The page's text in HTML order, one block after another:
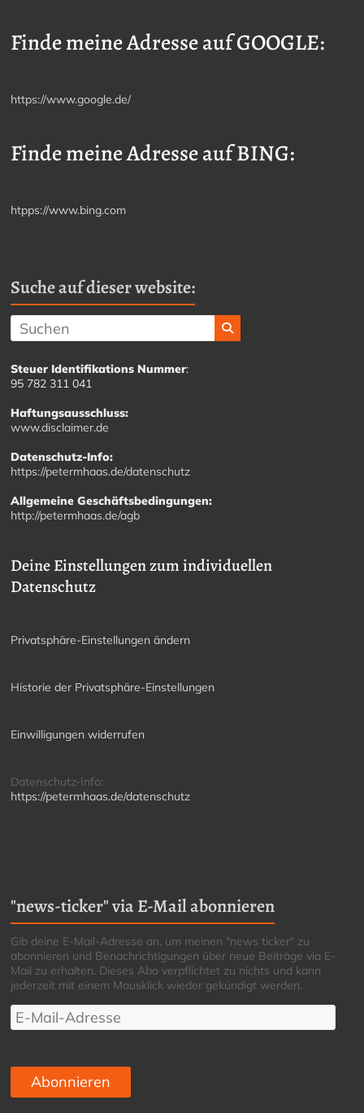
Finde meine Adresse auf GOOGLE:
https://www.google.de/
Finde meine Adresse auf BING:
htpps://www.bing.com
Suche auf dieser website:
Steuer Identifikations Nummer:
95 782 311 041
Haftungsausschluss:
www.disclaimer.de
Datenschutz-Info:
https://petermhaas.de/datenschutz
Allgemeine Geschäftsbedingungen:
http://petermhaas.de/agb
Deine Einstellungen zum individuellen
Datenschutz
Privatsphäre-Einstellungen ändern
Historie der Privatsphäre-Einstellungen
Einwilligungen widerrufen
Datenschutz-Info:
https://petermhaas.de/datenschutz
"news-ticker" via E-Mail abonnieren
Gib deine E-Mail-Adresse an, um meinen "news ticker" zu
abonnieren und Benachrichtigungen über neue Beiträge via E-
Mail zu erhalten. Dieses Abo verpflichtet zu nichts und kann
jederzeit mit einem Mausklick wieder gekündigt werden.
E-
Mail-
Abonnieren